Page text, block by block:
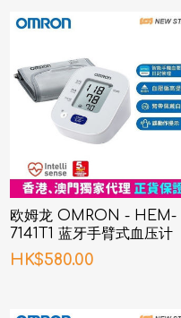
欧姆龙 OMRON - HEM-
7141T1 蓝牙手臂式血压计
HK$580.00